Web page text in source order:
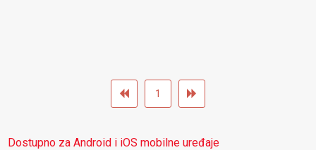
1
Dostupno za Android i iOS mobilne uređaje